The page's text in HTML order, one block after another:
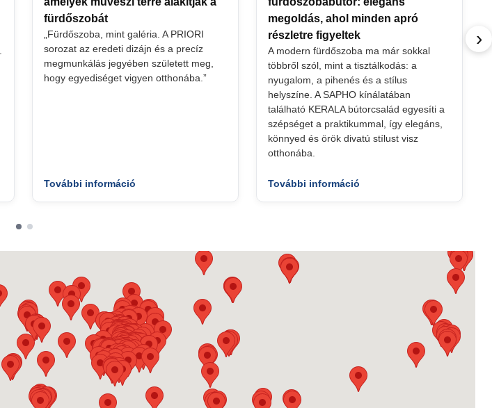
fürdőszobát
„Fürdőszoba, mint galéria. A PRIORI
sorozat az eredeti dizájn és a precíz
megmunkálás jegyében született meg,
hogy egyediséget vigyen otthonába.”
További információ
megoldás, ahol minden apró
részletre figyeltek
A modern fürdőszoba ma már sokkal
többről szól, mint a tisztálkodás: a
nyugalom, a pihenés és a stílus
helyszíne. A SAPHO kínálatában
található KERALA bútorcsalád egyesíti a
szépséget a praktikummal, így elegáns,
könnyed és örök divatú stílust visz
otthonába.
További információ
›